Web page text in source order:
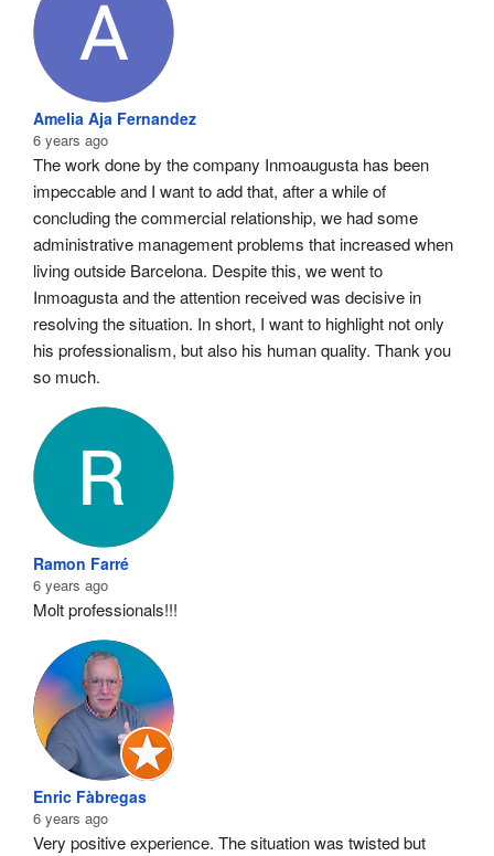
Amelia Aja Fernandez
6 years ago
The work done by the company Inmoaugusta has been
impeccable and I want to add that, after a while of
concluding the commercial relationship, we had some
administrative management problems that increased when
living outside Barcelona. Despite this, we went to
Inmoagusta and the attention received was decisive in
resolving the situation. In short, I want to highlight not only
his professionalism, but also his human quality. Thank you
so much.
Ramon Farré
6 years ago
Molt professionals!!!
Enric Fàbregas
6 years ago
Very positive experience. The situation was twisted but